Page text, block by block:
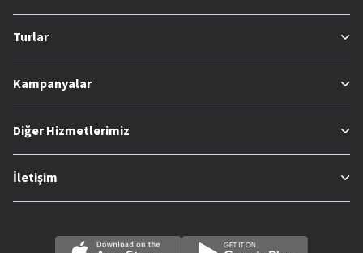
Turlar
Kampanyalar
Diğer Hizmetlerimiz
İletişim